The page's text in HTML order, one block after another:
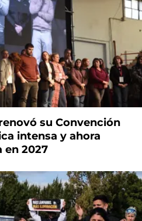
su Convención
intensa y ahora
en 2027